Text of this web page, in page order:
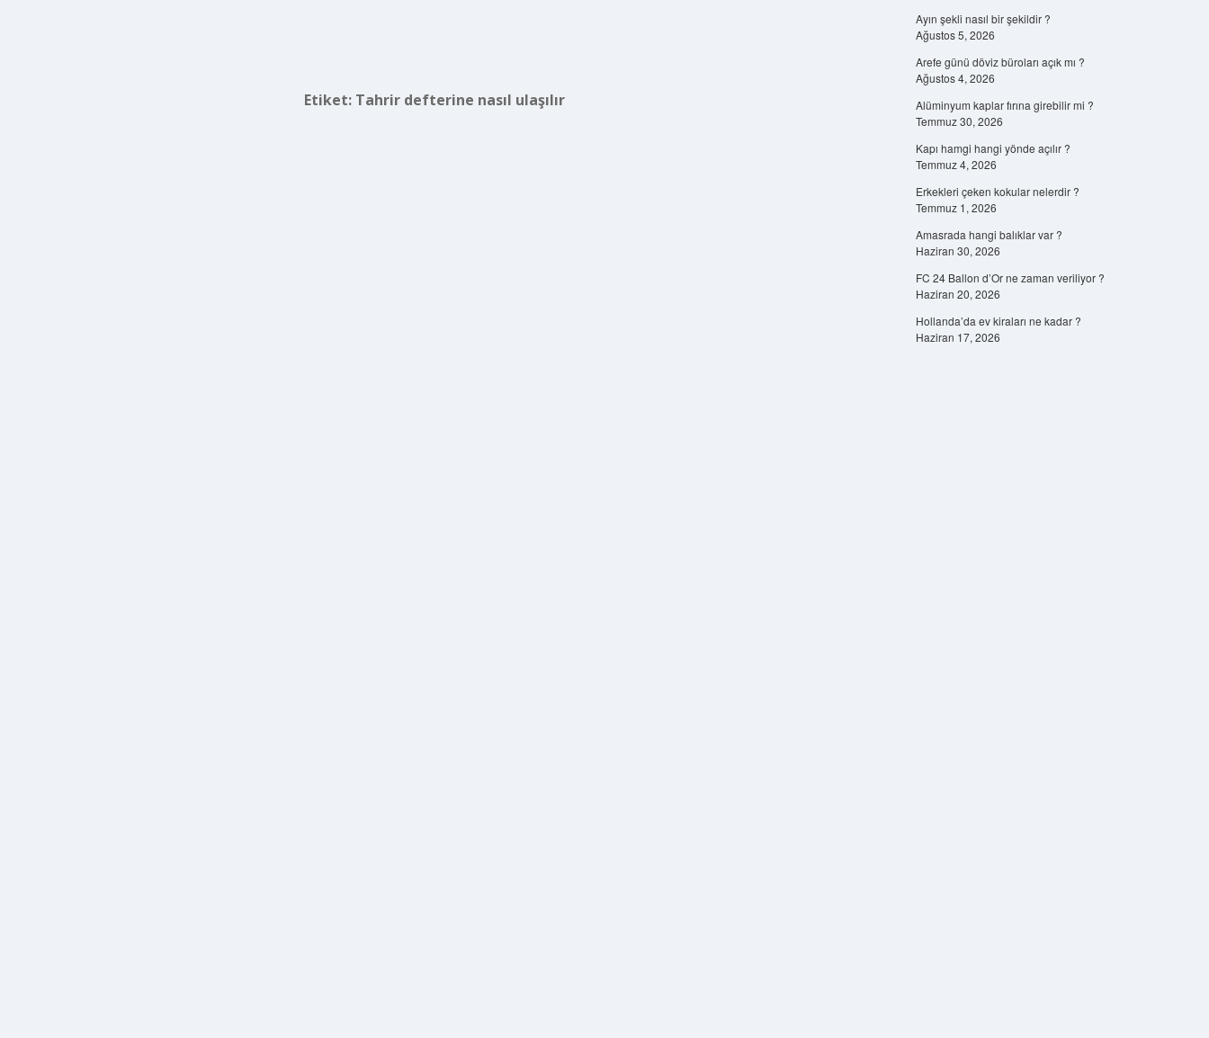
Etiket: Tahrir defterine nasıl ulaşılır
Ayın şekli nasıl bir şekildir ?
Ağustos 5, 2026
Arefe günü döviz büroları açık mı ?
Ağustos 4, 2026
Alüminyum kaplar fırına girebilir mi ?
Temmuz 30, 2026
Kapı hamgi hangi yönde açılır ?
Temmuz 4, 2026
Erkekleri çeken kokular nelerdir ?
Temmuz 1, 2026
Amasrada hangi balıklar var ?
Haziran 30, 2026
FC 24 Ballon d’Or ne zaman veriliyor ?
Haziran 20, 2026
Hollanda’da ev kiraları ne kadar ?
Haziran 17, 2026